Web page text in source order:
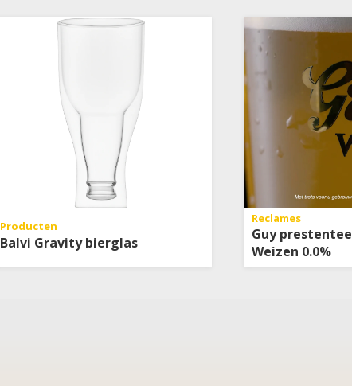
Producten
Balvi Gravity bierglas
Reclames
Guy
Weizen 0.0%